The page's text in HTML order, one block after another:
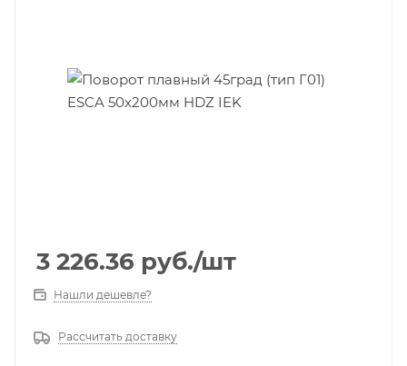
3 226.36 руб./шт
Нашли дешевле?
Рассчитать доставку